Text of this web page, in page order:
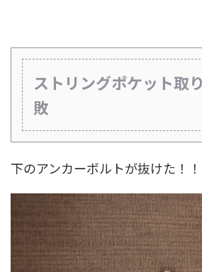
ストリングポケット取
敗
下のアンカーボルトが抜けた！！